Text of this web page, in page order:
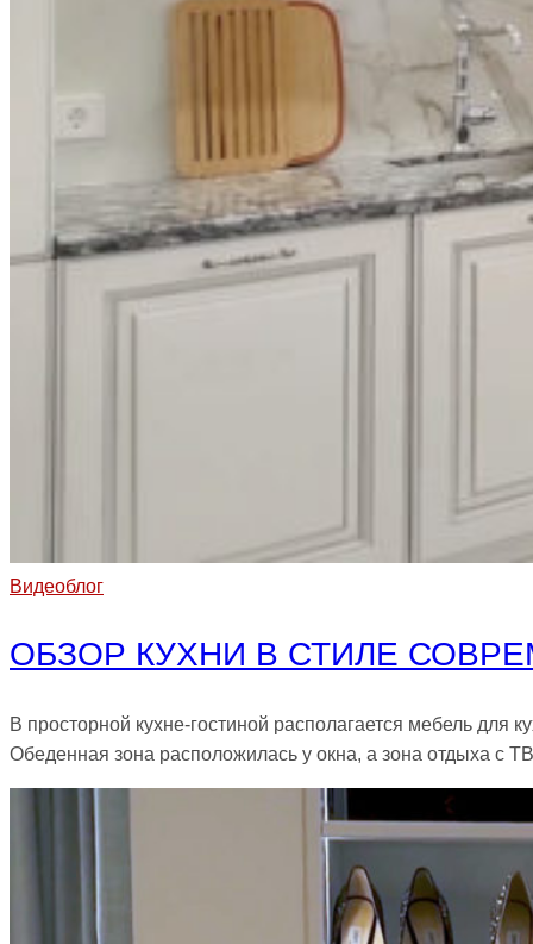
Видеоблог
ОБЗОР КУХНИ В СТИЛЕ
В просторной кухне-гостиной располагается мебель для
Обеденная зона расположилась у окна, а зона отдыха с